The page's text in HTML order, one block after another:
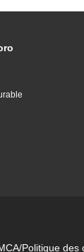
Politique des